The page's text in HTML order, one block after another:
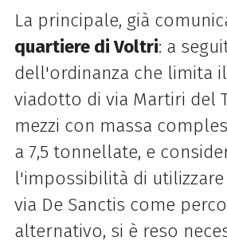
La principale, già
quartiere di Voltri: a
dell'ordinanza che limita il
viadotto di via Martiri del
mezzi con massa
a 7,5 tonnellate, e
l'impossibilità di
via De Sanctis come
alternativo, si è reso